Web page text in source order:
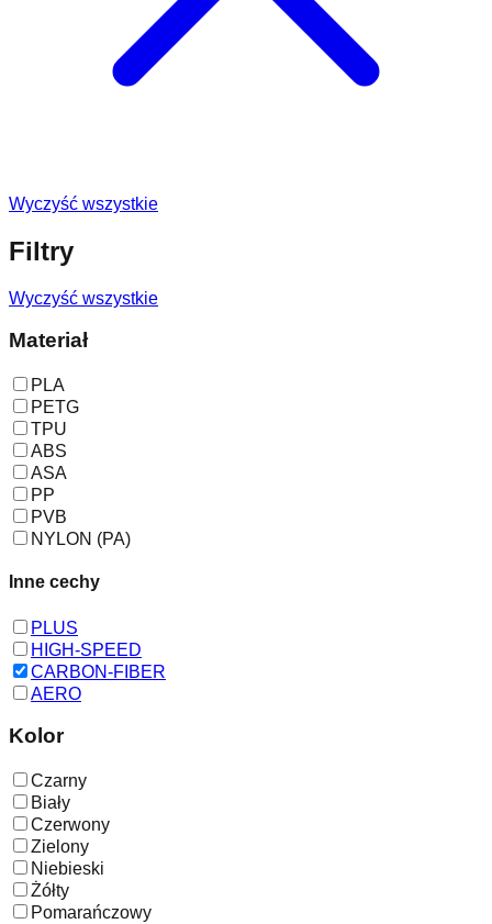
Wyczyść wszystkie
Filtry
Wyczyść wszystkie
Materiał
PLA
PETG
TPU
ABS
ASA
PP
PVB
NYLON (PA)
Inne cechy
PLUS
HIGH-SPEED
CARBON-FIBER
AERO
Kolor
Czarny
Biały
Czerwony
Zielony
Niebieski
Żółty
Pomarańczowy